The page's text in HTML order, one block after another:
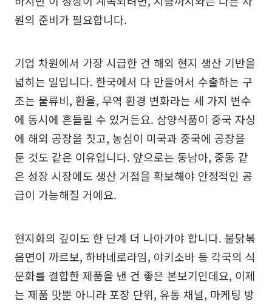
원의 준비가 필요합니다.
기업 차원에서 가장 시급한 건 해외 현지 생산 기반을
넓히는 일입니다. 한국에서 다 만들어서 수출하는 구
조는 물류비, 환율, 무역 환경 변화라는 세 가지 변수
에 동시에 흔들릴 수 있거든요. 삼양식품이 중국 자싱
에 해외 공장을 짓고, 농심이 미국과 중국에 공장을
둔 것도 같은 이유입니다. 앞으로는 동남아, 중동 같
은 성장 시장에도 생산 거점을 확보해야 안정적인 공
급이 가능해질 거예요.
현지화의 깊이도 한 단계 더 나아가야 합니다. 불닭볶
음면이 까르보, 하바네로라임, 야키소바 등 각국의 식
문화를 결합한 제품을 낸 건 좋은 본보기인데요, 이제
는 제품 맛뿐 아니라 포장 단위, 유통 채널, 마케팅 방